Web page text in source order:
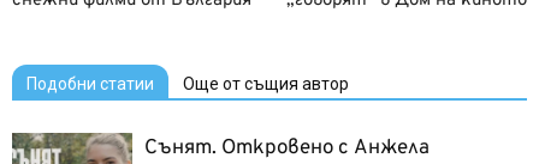
Подобни статии Още от същия автор
Сънят. Откровено с Анжела